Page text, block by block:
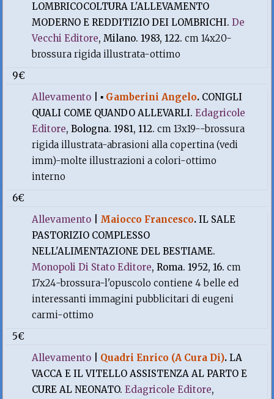
LOMBRICOCOLTURA L'ALLEVAMENTO
MODERNO E REDDITIZIO DEI LOMBRICHI.De
Vecchi Editore, Milano. 1983, 122.cm 14x20-
brossura rigida illustrata-ottimo
9€
Allevamento |▪ Gamberini Angelo. CONIGLI
QUALI COME QUANDO ALLEVARLI.Edagricole
Editore, Bologna. 1981, 112.cm 13x19--brossura
rigida illustrata-abrasioni alla copertina (vedi
imm)-molte illustrazioni a colori-ottimo
interno
6€
Allevamento
Maiocco Francesco.IL SALE
PASTORIZIO COMPLESSO
NELL'ALIMENTAZIONE DEL BESTIAME.
Monopoli Di Stato Editore, Roma. 1952, 16.cm
17x24-brossura-l'opuscolo contiene 4 belle ed
interessanti immagini pubblicitari di eugeni
carmi-ottimo
5€
Allevamento
Quadri Enrico (A Cura Di).LA
VACCA E IL VITELLO ASSISTENZA AL PARTO E
CURE AL NEONATO.Edagricole Editore,